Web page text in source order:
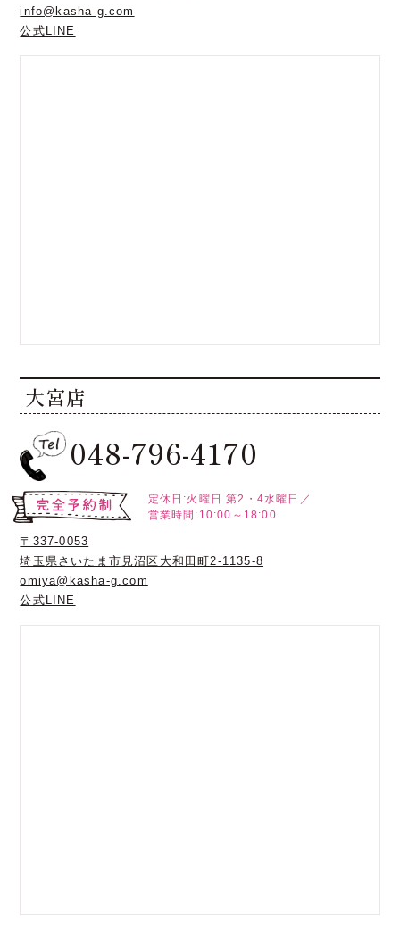
info@kasha-g.com
公式LINE
大宮店
048-796-4170
定休日:火曜日 第2・4水曜日／
営業時間:10:00～18:00
〒337-0053
埼玉県さいたま市見沼区大和田町2-1135-8
omiya@kasha-g.com
公式LINE